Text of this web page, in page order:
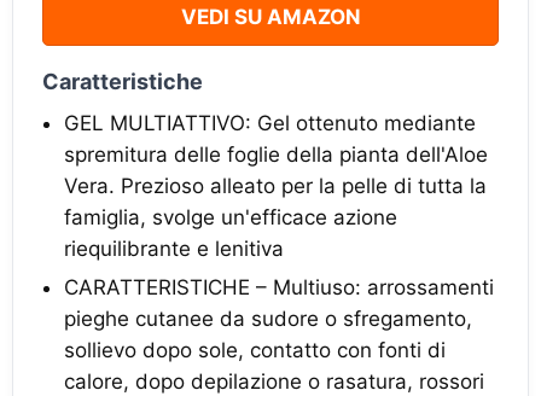
VEDI SU AMAZON
Caratteristiche
GEL MULTIATTIVO: Gel ottenuto mediante
spremitura delle foglie della pianta dell'Aloe
Vera. Prezioso alleato per la pelle di tutta la
famiglia, svolge un'efficace azione
riequilibrante e lenitiva
CARATTERISTICHE – Multiuso: arrossamenti
pieghe cutanee da sudore o sfregamento,
sollievo dopo sole, contatto con fonti di
calore, dopo depilazione o rasatura, rossori